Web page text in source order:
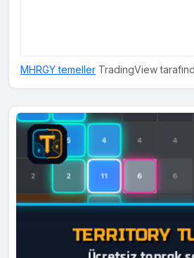
MHRGY temeller TradingView